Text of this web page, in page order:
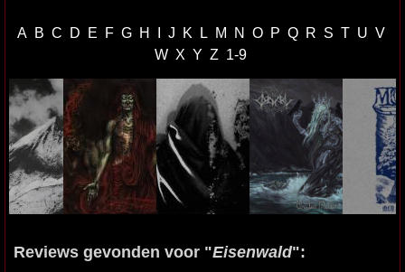
A B C D E F G H I J K L M N O P Q R S T U V
W X Y Z 1-9
Reviews gevonden voor "Eisenwald":